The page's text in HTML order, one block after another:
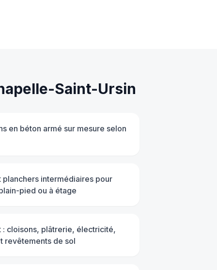
Saint-Ursin
en béton armé sur mesure selon
intermédiaires pour
pied ou à étage
cloisons, plâtrerie, électricité,
revêtements de sol